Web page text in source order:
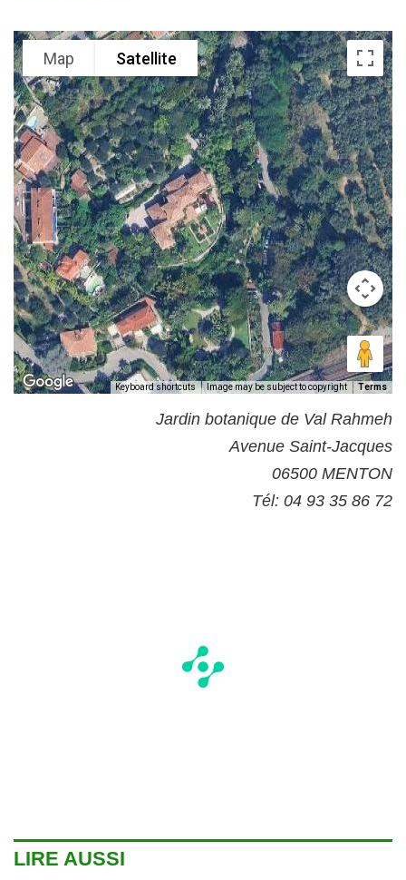
Map Satellite
Keyboard shortcuts Image may be subject to copyright Terms
Jardin botanique de Val Rahmeh
Avenue Saint-Jacques
06500 MENTON
Tél: 04 93 35 86 72
LIRE AUSSI